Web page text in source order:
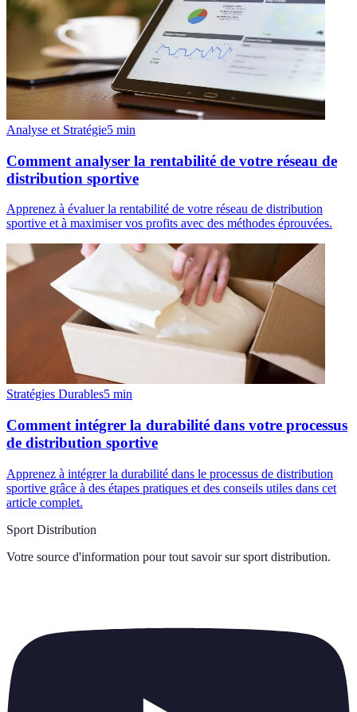
Analyse et Stratégie5 min
Comment analyser la rentabilité de votre réseau de
distribution sportive
Apprenez à évaluer la rentabilité de votre réseau de distribution
sportive et à maximiser vos profits avec des méthodes éprouvées.
Stratégies Durables5 min
Comment intégrer la durabilité dans votre processus
de distribution sportive
Apprenez à intégrer la durabilité dans le processus de distribution
sportive grâce à des étapes pratiques et des conseils utiles dans cet
article complet.
Sport Distribution
Votre source d'information pour tout savoir sur sport distribution.